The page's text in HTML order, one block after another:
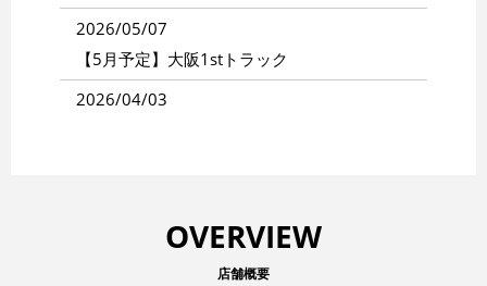
2026/05/07
【5月予定】大阪1stトラック
2026/04/03
OVERVIEW
店舗概要